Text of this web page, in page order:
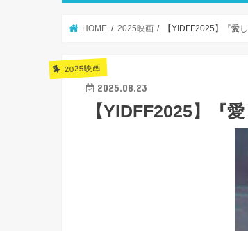
HOME 2025映画 【YIDFF2025】『愛
2025映画
2025.08.23
【YIDFF2025】『